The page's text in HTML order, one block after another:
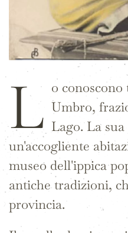
L o
Umbro,
Lago. La
un'accogliente
museo dell'ippica
antiche tradizioni,
provincia.